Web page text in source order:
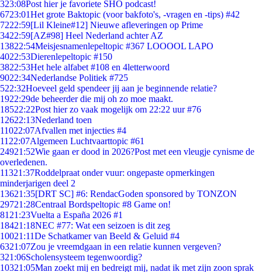
323:08Post hier je favoriete SHO podcast!
6723:01Het grote Baktopic (voor bakfoto's, -vragen en -tips) #42
7222:59[Lil Kleine#12] Nieuwe afleveringen op Prime
3422:59[AZ#98] Heel Nederland achter AZ
13822:54Meisjesnamenlepeltopic #367 LOOOOL LAPO
4022:53Dierenlepeltopic #150
3822:53Het hele alfabet #108 en 4letterwoord
9022:34Nederlandse Politiek #725
522:32Hoeveel geld spendeer jij aan je beginnende relatie?
1922:29de beheerder die mij oh zo moe maakt.
18522:22Post hier zo vaak mogelijk om 22:22 uur #76
12622:13Nederland toen
11022:07Afvallen met injecties #4
11 22:07Algemeen Luchtvaarttopic #61
24921:52Wie gaan er dood in 2026?Post met een vleugje cynisme de
overledenen.
11321:37Roddelpraat onder vuur: ongepaste opmerkingen
minderjarigen deel 2
13621:35[DRT SC] #6: RendacGoden sponsored by TONZON
29721:28Centraal Bordspeltopic #8 Game on!
81 21:23Vuelta a España 2026 #1
18421:18NEC #77: Wat een seizoen is dit zeg
10021:11De Schatkamer van Beeld & Geluid #4
6321:07Zou je vreemdgaan in een relatie kunnen vergeven?
321:06Scholensysteem tegenwoordig?
10321:05Man zoekt mij en bedreigt mij, nadat ik met zijn zoon sprak